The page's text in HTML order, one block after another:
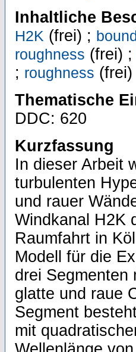
Inhaltliche
H2K (frei) ;
roughness (frei) ;
; roughness (frei)
Thematische
DDC: 620
Kurzfassung
In dieser Arbeit
turbulenten
und rauer
Windkanal H2K
Raumfahrt in
Modell für die
drei Segmenten
glatte und raue
Segment
mit